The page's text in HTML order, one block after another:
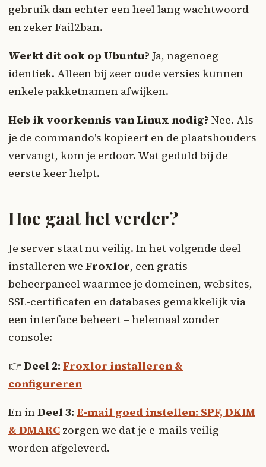
gebruik dan echter een heel lang wachtwoord
en zeker Fail2ban.
Werkt dit ook op Ubuntu? Ja, nagenoeg
identiek. Alleen bij zeer oude versies kunnen
enkele pakketnamen afwijken.
Heb ik voorkennis van Linux nodig? Nee. Als
je de commando's kopieert en de plaatshouders
vervangt, kom je erdoor. Wat geduld bij de
eerste keer helpt.
Hoe gaat het verder?
Je server staat nu veilig. In het volgende deel
installeren we Froxlor, een gratis
beheerpaneel waarmee je domeinen, websites,
SSL-certificaten en databases gemakkelijk via
een interface beheert – helemaal zonder
console:
👉Deel 2: Froxlor installeren &
configureren
En inDeel 3: E-mail goed instellen: SPF, DKIM
& DMARC zorgen we dat je e-mails veilig
worden afgeleverd.